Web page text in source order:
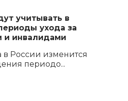
учитывать в
ухода за
инвалидами
в России изменится
периодо...